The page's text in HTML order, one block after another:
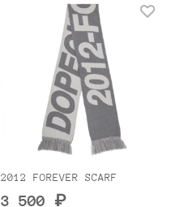
2012 FOREVER SCARF
3 500 ₽